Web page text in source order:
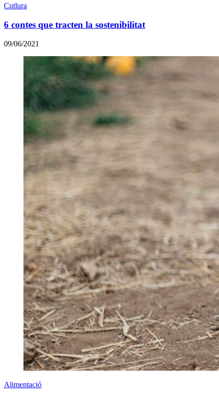
Cutlura
6 contes que tracten la sostenibilitat
09/06/2021
Alimentació